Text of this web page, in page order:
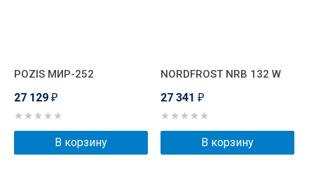
POZIS МИР-252
27 129 ₽
В корзину
NORDFROST NRB 132 W
27 341 ₽
В корзину